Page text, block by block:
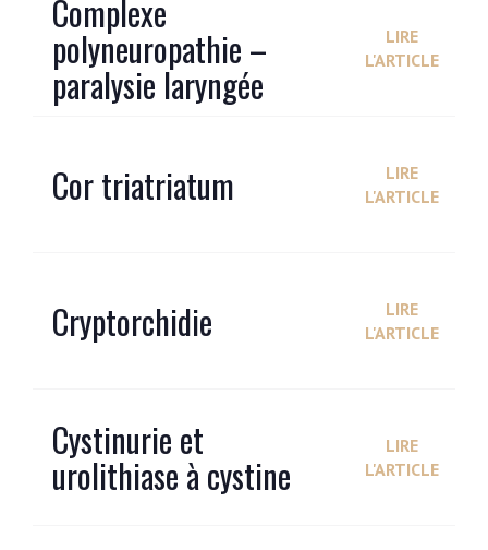
Complexe
polyneuropathie –
paralysie laryngée
LIRE
L'ARTICLE
Cor triatriatum
LIRE
L'ARTICLE
Cryptorchidie
LIRE
L'ARTICLE
Cystinurie et
urolithiase à cystine
LIRE
L'ARTICLE